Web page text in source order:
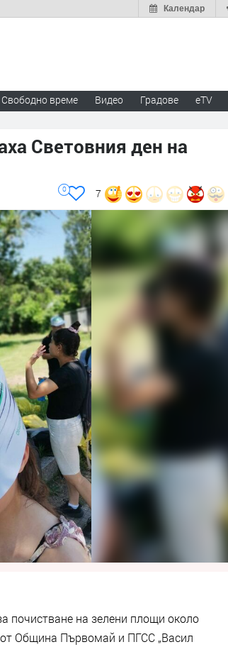
Календар
Свободно време Видео Градове eTV
Световния ден на
7
0
почистване на зелени площи около
Община Първомай и ПГСС „Васил